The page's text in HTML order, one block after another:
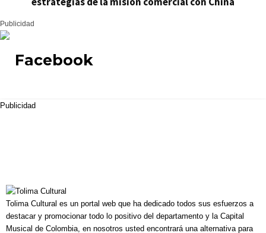
Publicidad
Facebook
Publicidad
Tolima Cultural es un portal web que ha dedicado todos sus esfuerzos a
destacar y promocionar todo lo positivo del departamento y la Capital
Musical de Colombia, en nosotros usted encontrará una alternativa para